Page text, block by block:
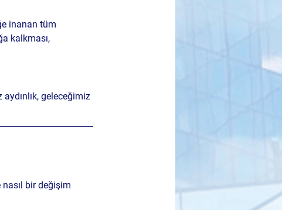
inanan tüm
kalkması,
geleceğimiz
nasıl bir değişim